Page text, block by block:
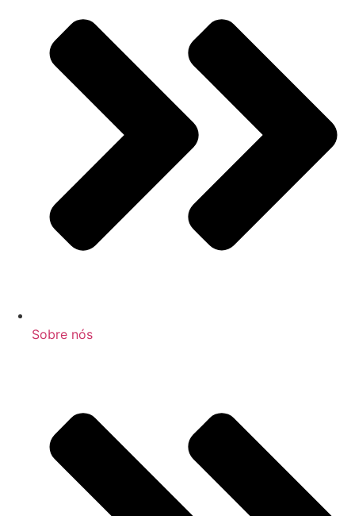
Sobre nós